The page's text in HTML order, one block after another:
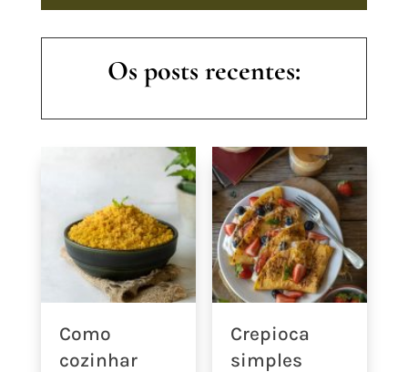
Os posts recentes:
Como
cozinhar
Crepioca
simples